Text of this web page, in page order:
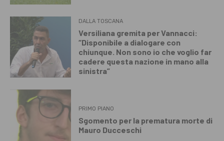
DALLA TOSCANA
Versiliana gremita per Vannacci:
“Disponibile a dialogare con
chiunque. Non sono io che voglio far
cadere questa nazione in mano alla
sinistra”
PRIMO PIANO
Sgomento per la prematura morte di
Mauro Ducceschi